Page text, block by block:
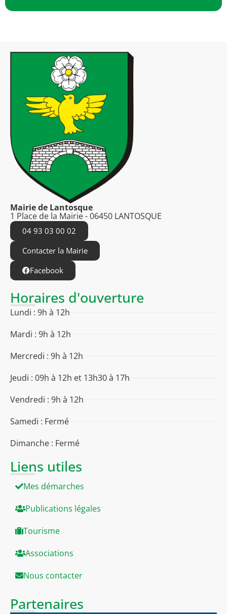
Mairie de Lantosque
1 Place de la Mairie - 06450 LANTOSQUE
04 93 03 00 02
Contacter la Mairie
Facebook
Horaires d'ouverture
Lundi : 9h à 12h
Mardi : 9h à 12h
Mercredi : 9h à 12h
Jeudi : 09h à 12h et 13h30 à 17h
Vendredi : 9h à 12h
Samedi : Fermé
Dimanche : Fermé
Liens utiles
Mes démarches
Publications légales
Tourisme
Associations
Nous contacter
Partenaires